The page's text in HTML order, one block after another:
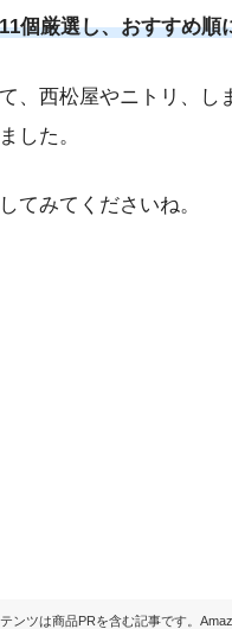
個厳選し、おすすめ順
、西松屋やニトリ、し
した。
てみてくださいね。
ンツは商品PRを含む記事です。